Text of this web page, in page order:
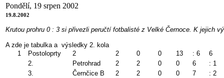
Pondělí, 19 srpen 2002
19.8.2002
Krutou prohru 0 : 3 si přivezli peručtí fotbalisté z Velké Černoce. K jejich
A zde je tabulka a výsledky 2. kola
1
Postoloprty 2 2 0 0 13 : 6
6
2.
Petrohrad 2 2 0 0 6
: 1
3.
Černčice B 2 2 0 0 7
: 2